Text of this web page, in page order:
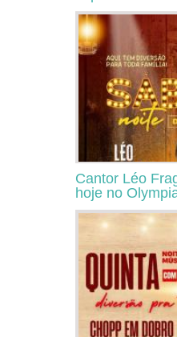
Cantor Léo
hoje no